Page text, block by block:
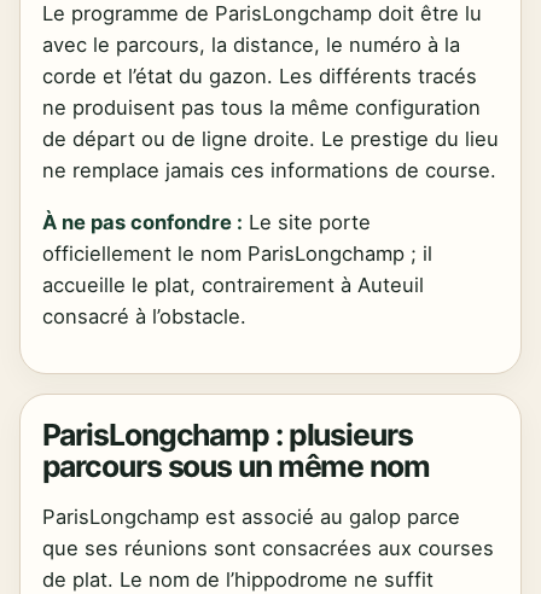
Le programme de ParisLongchamp doit être lu
avec le parcours, la distance, le numéro à la
corde et l’état du gazon. Les différents tracés
ne produisent pas tous la même configuration
de départ ou de ligne droite. Le prestige du lieu
ne remplace jamais ces informations de course.
À ne pas confondre : Le site porte
officiellement le nom ParisLongchamp ; il
accueille le plat, contrairement à Auteuil
consacré à l’obstacle.
ParisLongchamp : plusieurs
parcours sous un même nom
ParisLongchamp est associé au galop parce
que ses réunions sont consacrées aux courses
de plat. Le nom de l’hippodrome ne suffit